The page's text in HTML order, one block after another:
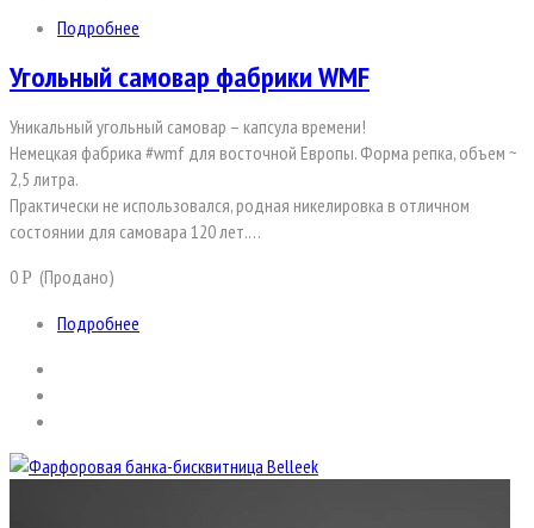
Подробнее
Угольный самовар фабрики WMF
Уникальный угольный самовар – капсула времени!
Немецкая фабрика #wmf для восточной Европы. Форма репка, объем ~
2,5 литра.
Практически не использовался, родная никелировка в отличном
состоянии для самовара 120 лет.…
0Р (Продано)
Подробнее